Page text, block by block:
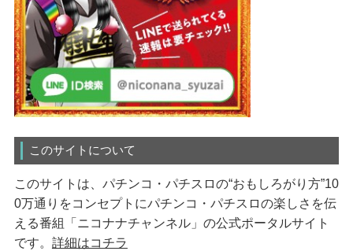
このサイトについて
このサイトは、パチンコ・パチスロの“おもしろがり方”10
0万通りをコンセプトにパチンコ・パチスロの楽しさを伝
える番組「ニコナナチャンネル」の公式ポータルサイト
です。 詳細はコチラ